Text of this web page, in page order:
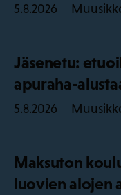
5.8.2026
Jäsenetu:
apuraha-
5.8.2026
Maksuton
luovien alojen